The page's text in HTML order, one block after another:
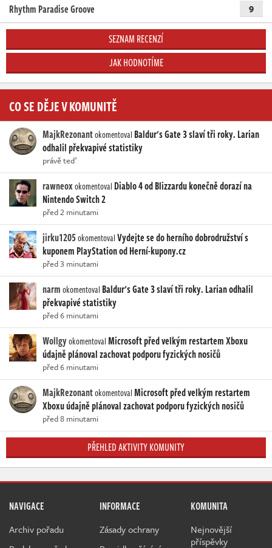
Rhythm Paradise Groove 9
SEZNAM RECENZÍ
JAK HODNOTÍME
CO SE DĚJE V KOMUNITĚ
MajkRezonantokomentoval Baldur's Gate 3 slaví tři roky. Larian
odhalil překvapivé statistiky
právě teď
rawneoxokomentoval Diablo 4 od Blizzardu konečně dorazí na
Nintendo Switch 2
před 2 minutami
jirku1205okomentovalVydejte se do herního dobrodružství s
kuponem PlayStation od Herní-kupony.cz
před 3 minutami
narmokomentoval Baldur's Gate 3 slaví tři roky. Larian odhalil
překvapivé statistiky
před 6 minutami
WollgyokomentovalMicrosoft před velkým restartem Xboxu
údajně plánoval zachovat podporu fyzických nosičů
před 6 minutami
MajkRezonantokomentovalMicrosoft před velkým restartem
Xboxu údajně plánoval zachovat podporu fyzických nosičů
před 8 minutami
PŘEHLED AKTIVITY KOMUNITY
NAVIGACE
Archiv pořadu
INFORMACE
Zásady ochrany
KOMUNITA
Nejnovější
příspěvky